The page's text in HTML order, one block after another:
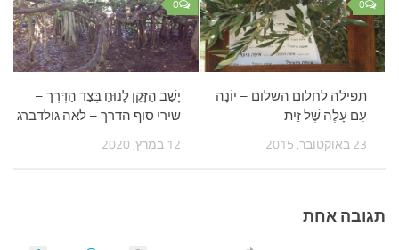
0
יָשַׁב הַזָּקֵן לָנוּחַ בְּצַד הַדֶּרֶך –
שירי סוף הדרך – לאה גולדברג
12 במרץ, 2020
0
תפילה לחלום השלום – יוֹנָה
עִם עָלֶה שֶׁל זַיִת
23 באוקטובר, 2015
תגובה אחת